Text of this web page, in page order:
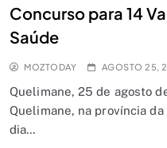
Concurso para 14
Saúde
MOZTODAY AGOSTO 25,
Quelimane, 25 de agosto
Quelimane, na província
dia…